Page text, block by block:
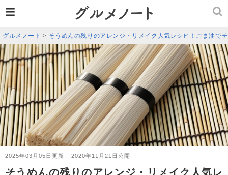
グルメノート > そうめんの残りのアレンジ・リメイク人気レシピ！ごま油で
2025年03月05日更新 2020年11月21日公開
そうめんの残りのアレンジ・リメイク人気レ
≡